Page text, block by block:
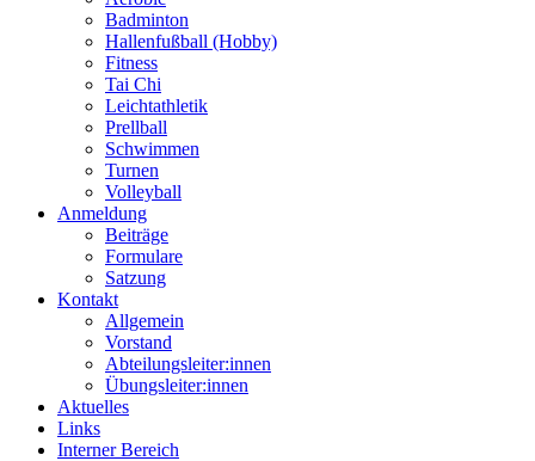
Badminton
Hallenfußball (Hobby)
Fitness
Tai Chi
Leichtathletik
Prellball
Schwimmen
Turnen
Volleyball
Anmeldung
Beiträge
Formulare
Satzung
Kontakt
Allgemein
Vorstand
Abteilungsleiter:innen
Übungsleiter:innen
Aktuelles
Links
Interner Bereich